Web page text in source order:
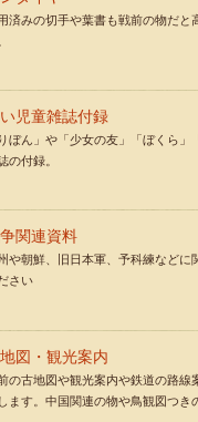
済みの切手や葉書も戦前の物だと
児童雑誌付録
りぼん」や「少女の友」「ぼくら」
の付録。
関連資料
や朝鮮、旧日本軍、予科練などに
さい
図・観光案内
の古地図や観光案内や鉄道の路線
ます。中国関連の物や鳥観図つき